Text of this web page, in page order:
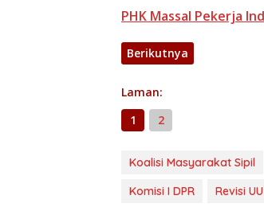
PHK Massal Pekerja
Berikutnya
Laman:
1
2
Koalisi Masyarakat Sipil
Komisi I DPR
Revisi